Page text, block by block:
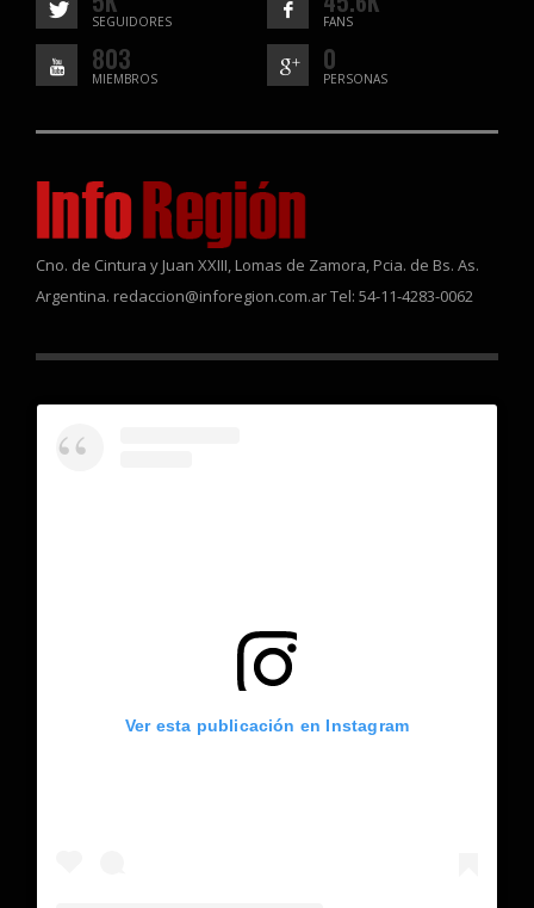
SEGUIDORES FANS
803
MIEMBROS
0
PERSONAS
Cno. de Cintura y Juan XXIII, Lomas de Zamora, Pcia. de Bs. As.
Argentina. redaccion@inforegion.com.ar Tel: 54-11-4283-0062
Ver esta publicación en Instagram